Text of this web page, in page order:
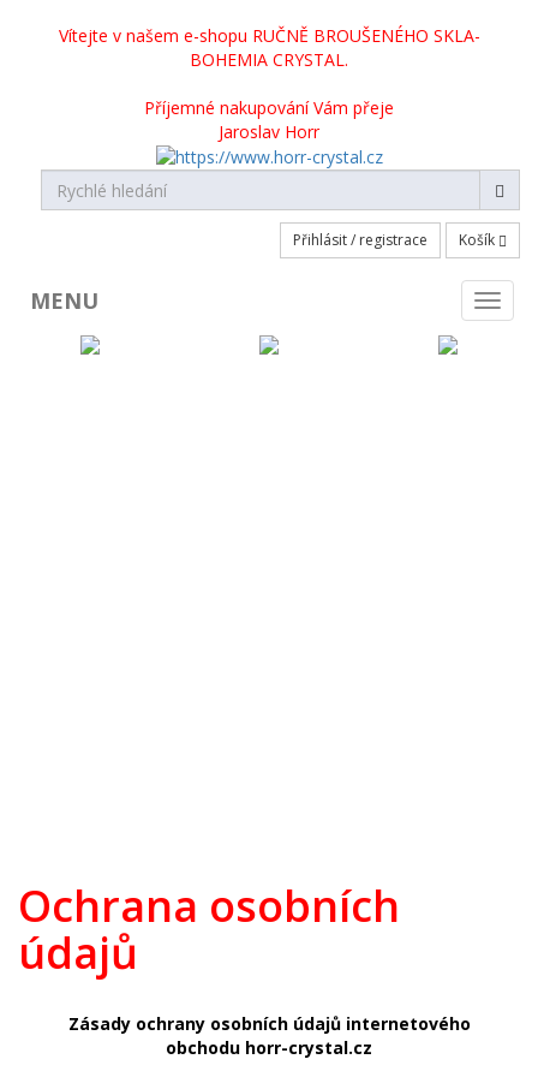
Vítejte v našem e-shopu RUČNĚ BROUŠENÉHO SKLA-
BOHEMIA CRYSTAL.
Příjemné nakupování Vám přeje
Jaroslav Horr
Přihlásit / registrace Košík
MENU
Ochrana osobních
údajů
Zásady ochrany osobních údajů internetového
obchodu horr-crystal.cz